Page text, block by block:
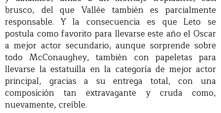
brusco, del que Vallée también es parcialmente
responsable. Y la consecuencia es que Leto se
postula como favorito para llevarse este año el Oscar
a mejor actor secundario, aunque sorprende sobre
todo McConaughey, también con papeletas para
llevarse la estatuilla en la categoría de mejor actor
principal, gracias a su entrega total, con una
composición tan extravagante y cruda como,
nuevamente, creíble.